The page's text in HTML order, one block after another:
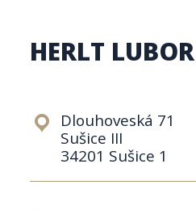
HERLT LUBOR
Dlouhoveská 71
Sušice III
34201 Sušice 1